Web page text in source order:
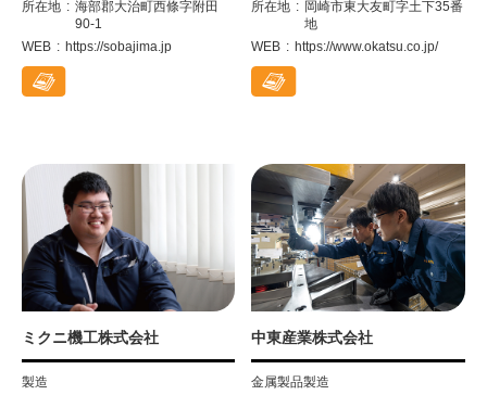
所在地
海部郡大治町西條字附田
90-1
WEB
https://sobajima.jp
所在地
岡崎市東大友町字土下35番
地
WEB
https://www.okatsu.co.jp/
ミクニ機工株式会社
製造
中東産業株式会社
金属製品製造